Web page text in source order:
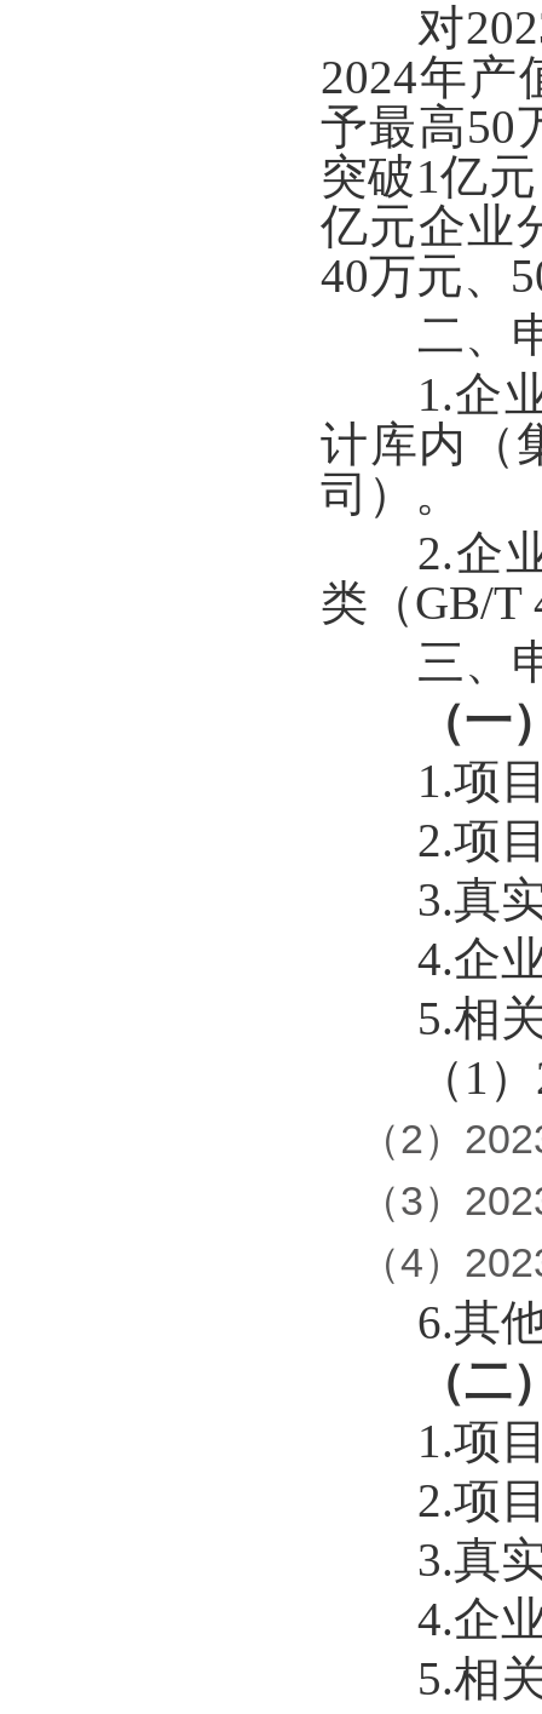
对2023
2024年产
予最高50
突破1亿
亿元企业
40万元、
二、申
1.企业
计库内（
司）。
2.企业
类（GB/T
三、申
（一）
1.项目
2.项目
3.真实
4.企业
5.相关
（1）
（2）
（3）
（4）
6.其他
（二）
1.项目
2.项目
3.真实
4.企业
5.相关